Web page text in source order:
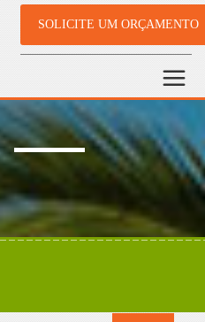
SOLICITE UM ORÇAMENTO